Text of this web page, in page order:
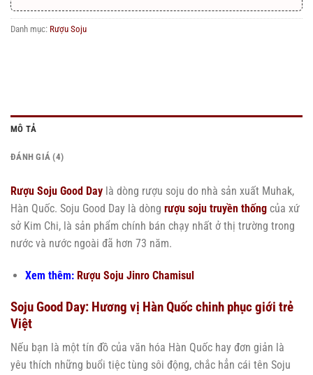
Danh mục: Rượu Soju
MÔ TẢ
ĐÁNH GIÁ (4)
Rượu Soju Good Day là dòng rượu soju do nhà sản xuất Muhak,
Hàn Quốc. Soju Good Day là dòng rượu soju truyền thống của xứ
sở Kim Chi, là sản phẩm chính bán chạy nhất ở thị trường trong
nước và nước ngoài đã hơn 73 năm.
Xem thêm: Rượu Soju Jinro Chamisul
Soju Good Day: Hương vị Hàn Quốc chinh phục giới trẻ
Việt
Nếu bạn là một tín đồ của văn hóa Hàn Quốc hay đơn giản là
yêu thích những buổi tiệc tùng sôi động, chắc hẳn cái tên Soju